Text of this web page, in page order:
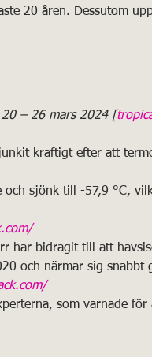
20 åren. Dessutom
20 – 26 mars 2024 [
kraftigt efter att
och sjönk till -57,9 °C,
har bidragit till att
och närmar sig
som varnade